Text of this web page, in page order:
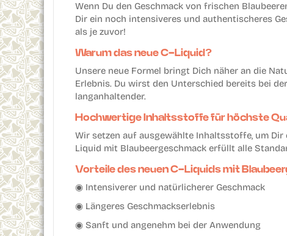
Wenn Du den Geschmack von frischen
Dir ein noch intensiveres und authentischeres
als je zuvor!
Warum das neue C-Liquid?
Unsere neue Formel bringt Dich näher an die
Erlebnis. Du wirst den Unterschied bereits bei
langanhaltender.
Hochwertige Inhaltsstoffe für höchste
Wir setzen auf ausgewählte Inhaltsstoffe, um
Liquid mit Blaubeergeschmack erfüllt alle
Vorteile des neuen C-Liquids mit
◉ Intensiverer und natürlicherer Geschmack
◉ Längeres Geschmackserlebnis
◉ Sanft und angenehm bei der Anwendung